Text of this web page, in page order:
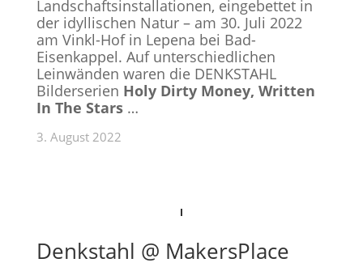
Landschaftsinstallationen, eingebettet in
der idyllischen Natur – am 30. Juli 2022
am Vinkl-Hof in Lepena bei Bad-
Eisenkappel. Auf unterschiedlichen
Leinwänden waren die DENKSTAHL
Bilderserien Holy Dirty Money, Written
In The Stars…
3. August 2022
Denkstahl @ MakersPlace